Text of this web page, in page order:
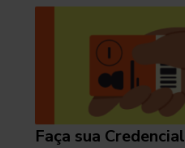
Faça sua Credencial